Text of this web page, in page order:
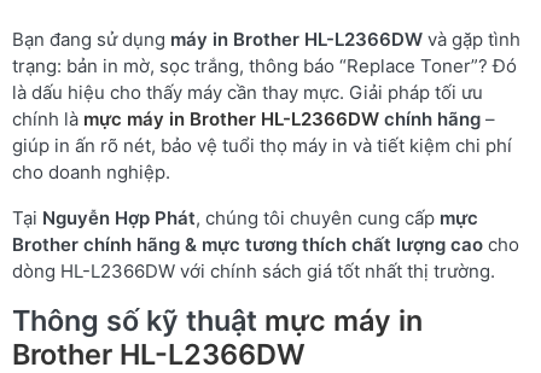
Bạn đang sử dụng máy in Brother HL-L2366DW và gặp tình
trạng: bản in mờ, sọc trắng, thông báo “Replace Toner”? Đó
là dấu hiệu cho thấy máy cần thay mực. Giải pháp tối ưu
chính là mực máy in Brother HL-L2366DW chính hãng –
giúp in ấn rõ nét, bảo vệ tuổi thọ máy in và tiết kiệm chi phí
cho doanh nghiệp.
Tại Nguyễn Hợp Phát, chúng tôi chuyên cung cấp mực
Brother chính hãng & mực tương thích chất lượng cao cho
dòng HL-L2366DW với chính sách giá tốt nhất thị trường.
Thông số kỹ thuật mực máy in
Brother HL-L2366DW